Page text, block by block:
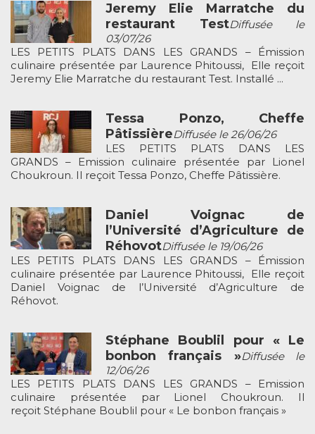
Jeremy Elie Marratche du
restaurant TestDiffusée le
03/07/26
LES PETITS PLATS DANS LES GRANDS – Émission
culinaire présentée par Laurence Phitoussi, Elle reçoit
Jeremy Elie Marratche du restaurant Test. Installé ...
Tessa Ponzo, Cheffe
PâtissièreDiffusée le 26/06/26
LES PETITS PLATS DANS LES
GRANDS – Emission culinaire présentée par Lionel
Choukroun. Il reçoit Tessa Ponzo, Cheffe Pâtissière.
Daniel Voignac de
l’Université d’Agriculture de
RéhovotDiffusée le 19/06/26
LES PETITS PLATS DANS LES GRANDS – Émission
culinaire présentée par Laurence Phitoussi, Elle reçoit
Daniel Voignac de l’Université d’Agriculture de
Réhovot.
Stéphane Boublil pour « Le
bonbon français »Diffusée le
12/06/26
LES PETITS PLATS DANS LES GRANDS – Emission
culinaire présentée par Lionel Choukroun. Il
reçoit Stéphane Boublil pour « Le bonbon français »